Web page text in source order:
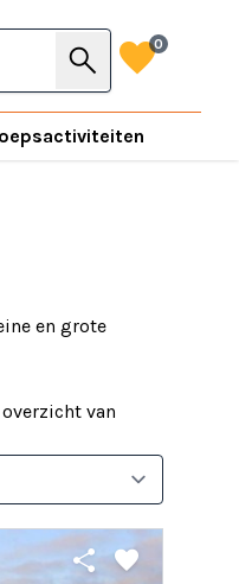
search favorite0
en grote
van
share favorite